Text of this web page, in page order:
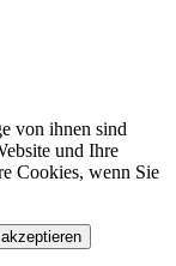
von ihnen sind
und Ihre
Cookies, wenn Sie